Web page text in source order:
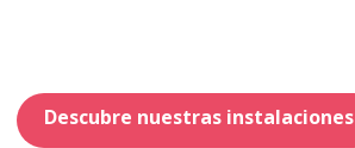
Descubre nuestras instalaciones